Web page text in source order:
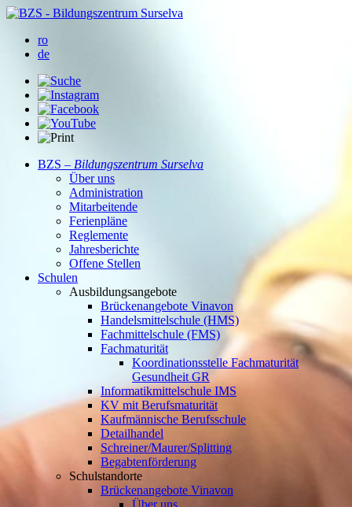
ro
de
BZS – Bildungszentrum Surselva
Über uns
Administration
Mitarbeitende
Ferienpläne
Reglemente
Jahresberichte
Offene Stellen
Schulen
Ausbildungsangebote
Brückenangebote Vinavon
Handelsmittelschule (HMS)
Fachmittelschule (FMS)
Fachmaturität
Koordinationsstelle Fachmaturität
Gesundheit GR
Informatikmittelschule IMS
KV mit Berufsmaturität
Kaufmännische Berufsschule
Detailhandel
Schreiner/Maurer/Splitting
Begabtenförderung
Schulstandorte
Brückenangebote Vinavon
Über uns